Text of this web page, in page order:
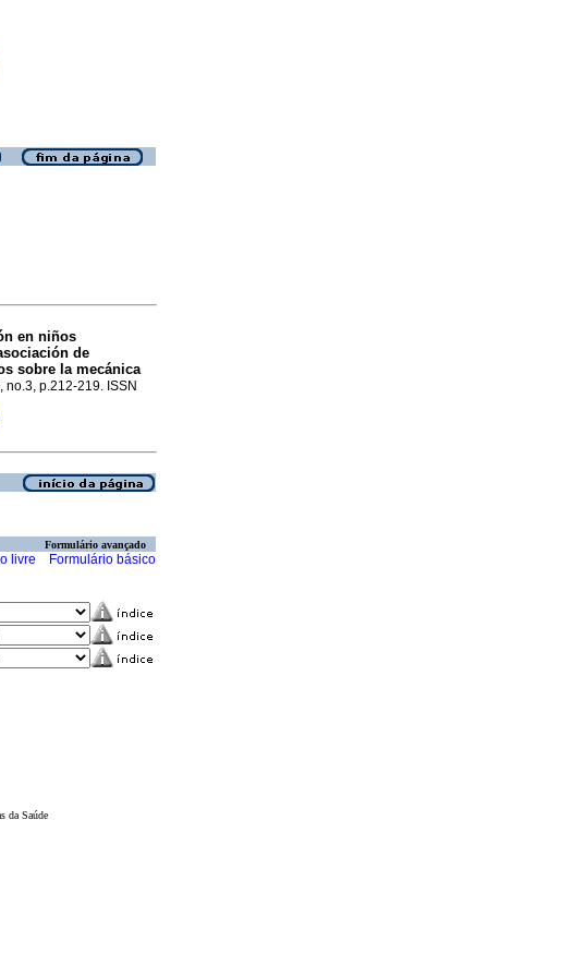
en niños
de
sobre la mecánica
no.3, p.212-219. ISSN
Formulário avançado
livre Formulário básico
da Saúde